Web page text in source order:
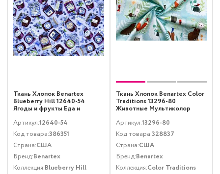
Ткань Хлопок Benartex
Blueberry Hill 12640-54
Ягоды и фрукты Еда и
Артикул:12640-54
Код товара:386351
Страна:США
Бренд:Benartex
Коллекция:Blueberry Hill
Ткань Хлопок Benartex Color
Traditions 13296-80
Животные Мультиколор
Артикул:13296-80
Код товара:328837
Страна:США
Бренд:Benartex
Коллекция:Color Traditions